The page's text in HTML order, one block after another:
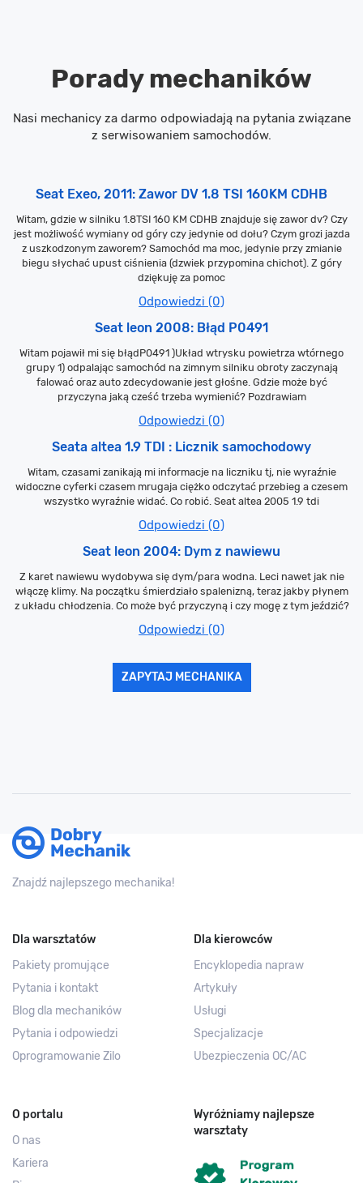
Porady mechaników
Nasi mechanicy za darmo odpowiadają na pytania związane
z serwisowaniem samochodów.
Seat Exeo, 2011: Zawor DV 1.8 TSI 160KM CDHB
Witam, gdzie w silniku 1.8TSI 160 KM CDHB znajduje się zawor dv? Czy
jest możliwość wymiany od góry czy jedynie od dołu? Czym grozi jazda
z uszkodzonym zaworem? Samochód ma moc, jedynie przy zmianie
biegu słychać upust ciśnienia (dzwiek przypomina chichot). Z góry
dziękuję za pomoc
Odpowiedzi (0)
Seat leon 2008: Błąd P0491
Witam pojawił mi się błądP0491 )Układ wtrysku powietrza wtórnego
grupy 1) odpalając samochód na zimnym silniku obroty zaczynają
falować oraz auto zdecydowanie jest głośne. Gdzie może być
przyczyna jaką cześć trzeba wymienić? Pozdrawiam
Odpowiedzi (0)
Seata altea 1.9 TDI : Licznik samochodowy
Witam, czasami zanikają mi informacje na liczniku tj, nie wyraźnie
widoczne cyferki czasem mrugaja ciężko odczytać przebieg a czesem
wszystko wyraźnie widać. Co robić. Seat altea 2005 1.9 tdi
Odpowiedzi (0)
Seat leon 2004: Dym z nawiewu
Z karet nawiewu wydobywa się dym/para wodna. Leci nawet jak nie
włączę klimy. Na początku śmierdziało spalenizną, teraz jakby płynem
z układu chłodzenia. Co może być przyczyną i czy mogę z tym jeździć?
Odpowiedzi (0)
ZAPYTAJ MECHANIKA
Znajdź najlepszego mechanika!
Dla warsztatów
Pakiety promujące
Pytania i kontakt
Blog dla mechaników
Pytania i odpowiedzi
Oprogramowanie Zilo
Dla kierowców
Encyklopedia napraw
Artykuły
Usługi
Specjalizacje
Ubezpieczenia OC/AC
O portalu
O nas
Kariera
Wyróżniamy najlepsze
warsztaty